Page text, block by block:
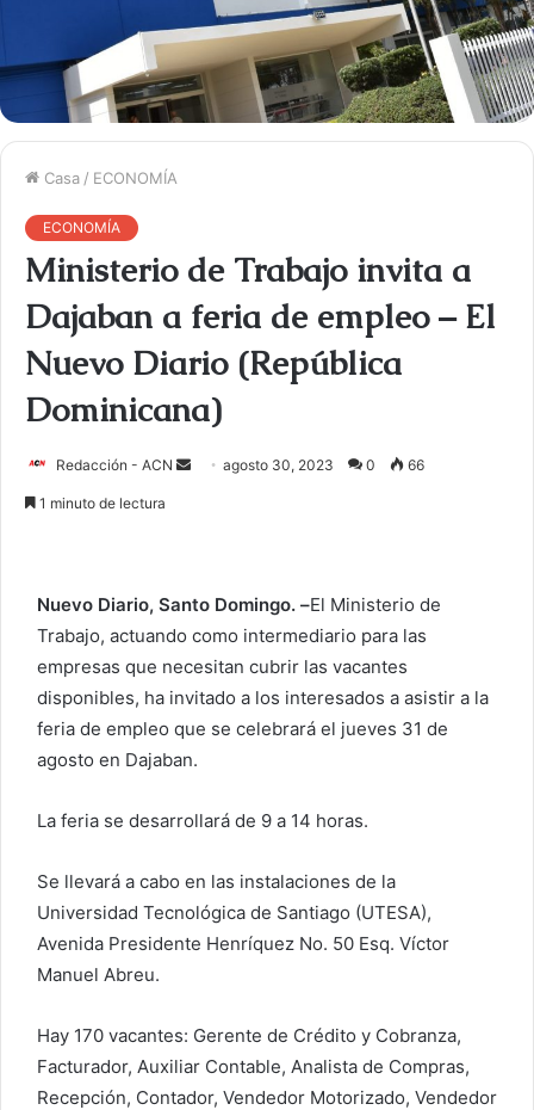
Casa / ECONOMÍA
ECONOMÍA
Ministerio de Trabajo invita a
Dajaban a feria de empleo – El
Nuevo Diario (República
Dominicana)
Redacción - ACN
r
u
n
c
o
e
c
ó
n
i
agosto 30, 2023 0 66
1 minuto de lectura
Nuevo Diario, Santo Domingo. –El Ministerio de
Trabajo, actuando como intermediario para las
empresas que necesitan cubrir las vacantes
disponibles, ha invitado a los interesados ​​a asistir a la
feria de empleo que se celebrará el jueves 31 de
agosto en Dajaban.
La feria se desarrollará de 9 a 14 horas.
Se llevará a cabo en las instalaciones de la
Universidad Tecnológica de Santiago (UTESA),
Avenida Presidente Henríquez No. 50 Esq. Víctor
Manuel Abreu.
Hay 170 vacantes: Gerente de Crédito y Cobranza,
Facturador, Auxiliar Contable, Analista de Compras,
Recepción, Contador, Vendedor Motorizado, Vendedor